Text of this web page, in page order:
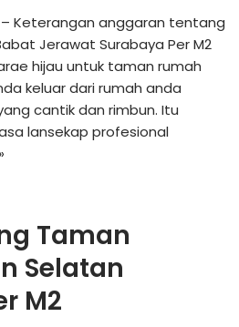
Keterangan anggaran tentang
Jerawat Surabaya Per M2
hijau untuk taman rumah
keluar dari rumah anda
cantik dan rimbun. Itu
lansekap profesional
Taman
Selatan
M2